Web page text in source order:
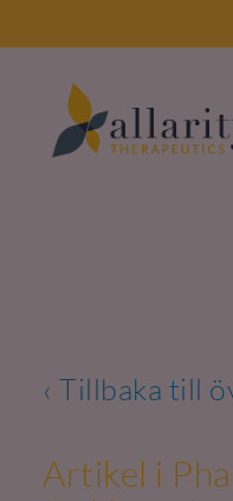
to
‹ Tillbaka till
Artikel i